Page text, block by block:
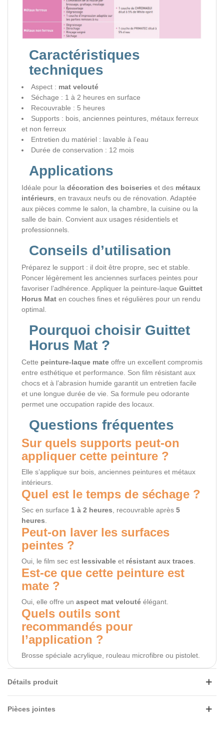
Caractéristiques
techniques
Aspect : mat velouté
Séchage : 1 à 2 heures en surface
Recouvrable : 5 heures
Supports : bois, anciennes peintures, métaux ferreux
et non ferreux
Entretien du matériel : lavable à l’eau
Durée de conservation : 12 mois
Applications
Idéale pour la décoration des boiseries et des métaux
intérieurs , en travaux neufs ou de rénovation. Adaptée
aux pièces comme le salon, la chambre, la cuisine ou la
salle de bain. Convient aux usages résidentiels et
professionnels.
Conseils d’utilisation
Préparez le support : il doit être propre, sec et stable.
Poncer légèrement les anciennes surfaces peintes pour
favoriser l’adhérence. Appliquer la peinture-laque Guittet
Horus Mat en couches fines et régulières pour un rendu
optimal.
Pourquoi choisir Guittet
Horus Mat ?
Cette peinture-laque mate offre un excellent compromis
entre esthétique et performance. Son film résistant aux
chocs et à l’abrasion humide garantit un entretien facile
et une longue durée de vie. Sa formule peu odorante
permet une occupation rapide des locaux.
Questions fréquentes
Sur quels supports peut-on
appliquer cette peinture ?
Elle s’applique sur bois, anciennes peintures et métaux
intérieurs.
Quel est le temps de séchage ?
Sec en surface 1 à 2 heures , recouvrable après 5
heures
Peut-on laver les surfaces
peintes ?
Oui, le film sec est lessivable et résistant aux traces
Est-ce que cette peinture est
mate ?
Oui, elle offre un aspect mat velouté élégant.
Quels outils sont
recommandés pour
l’application ?
Brosse spéciale acrylique, rouleau microfibre ou pistolet.
Détails produit
Pièces jointes